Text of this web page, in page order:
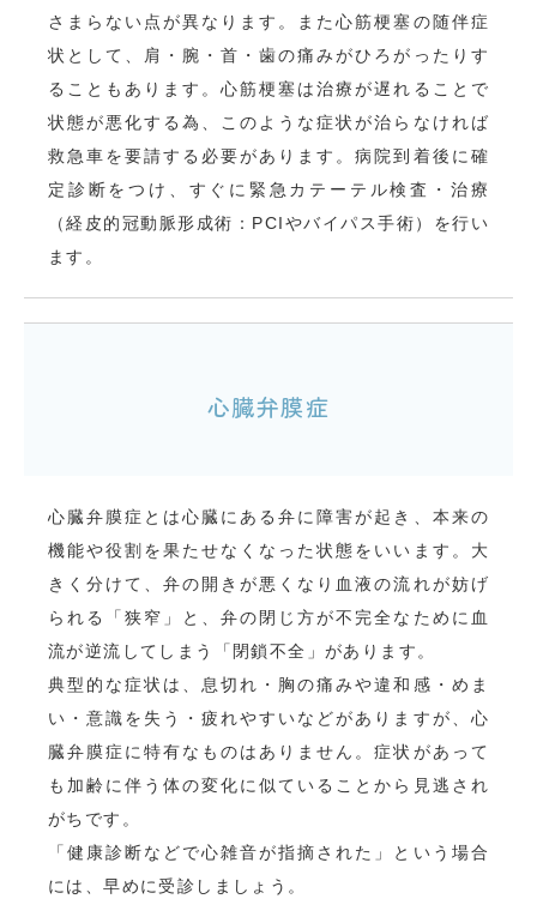
さまらない点が異なります。また心筋梗塞の随伴症
状として、肩・腕・首・歯の痛みがひろがったりす
ることもあります。心筋梗塞は治療が遅れることで
状態が悪化する為、このような症状が治らなければ
救急車を要請する必要があります。病院到着後に確
定診断をつけ、すぐに緊急カテーテル検査・治療
（経皮的冠動脈形成術：PCIやバイパス手術）を行い
ます。
心臓弁膜症
心臓弁膜症とは心臓にある弁に障害が起き、本来の
機能や役割を果たせなくなった状態をいいます。大
きく分けて、弁の開きが悪くなり血液の流れが妨げ
られる「狭窄」と、弁の閉じ方が不完全なために血
流が逆流してしまう「閉鎖不全」があります。
典型的な症状は、息切れ・胸の痛みや違和感・めま
い・意識を失う・疲れやすいなどがありますが、心
臓弁膜症に特有なものはありません。症状があって
も加齢に伴う体の変化に似ていることから見逃され
がちです。
「健康診断などで心雑音が指摘された」という場合
には、早めに受診しましょう。